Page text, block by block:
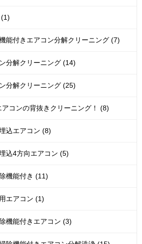
能付きエアコン分解クリーニング (7)
分解クリーニング (14)
分解クリーニング (25)
アコンの背抜きクリーニング！ (8)
込エアコン (8)
込4方向エアコン (5)
機能付き (11)
エアコン (1)
機能付きエアコン (3)